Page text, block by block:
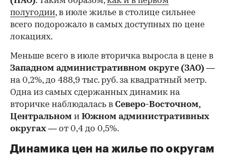
полугодии, в июле жилье в столице сильнее
всего подорожало в самых доступных по цене
локациях.
Меньше всего в июле вторичка выросла в цене в
Западном административном округе (ЗАО) —
на 0,2%, до 488,9 тыс. руб. за квадратный метр.
Одна из самых сдержанных динамик на
вторичке наблюдалась в Северо-Восточном,
Центральном и Южном административных
округах — от 0,4 до 0,5%.
Динамика цен на жилье по округам